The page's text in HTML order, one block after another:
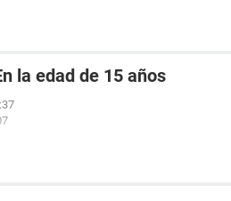
la edad de 15 años